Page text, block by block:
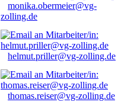
monika.obermeier@vg-
zolling.de
helmut.priller@vg-zolling.de
thomas.reiser@vg-zolling.de